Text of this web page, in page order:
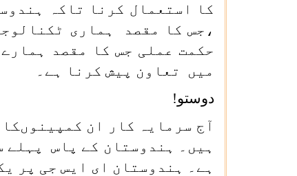
کا استعمال کرنا تاکہ
،جس کا مقصد ہماری
حکمت عملی جس کا مقصد
میں تعاون پیش کرنا ہے۔
دوستو!
آج سرمایہ کار ان
ہیں۔ ہندوستان کے پاس
ہے۔ ہندوستان ای ایس جی پر